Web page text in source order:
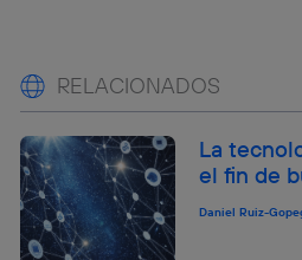
RELACIONADOS
La
el fin de
Daniel Ruiz-